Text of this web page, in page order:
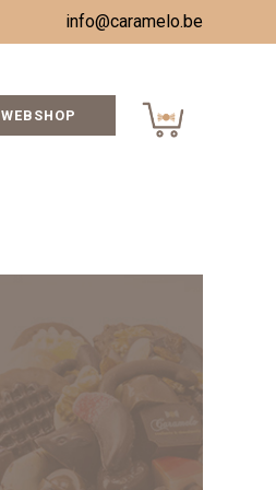
info@caramelo.be
WEBSHOP